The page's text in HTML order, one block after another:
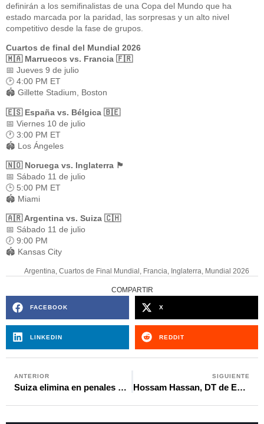
definirán a los semifinalistas de una Copa del Mundo que ha
estado marcada por la paridad, las sorpresas y un alto nivel
competitivo desde la fase de grupos.
Cuartos de final del Mundial 2026
🇲🇦 Marruecos vs. Francia 🇫🇷
📅 Jueves 9 de julio
🕑 4:00 PM ET
🏟️ Gillette Stadium, Boston
🇪🇸 España vs. Bélgica 🇧🇪
📅 Viernes 10 de julio
🕐 3:00 PM ET
🏟️ Los Ángeles
🇳🇴 Noruega vs. Inglaterra 🏴
📅 Sábado 11 de julio
🕒 5:00 PM ET
🏟️ Miami
🇦🇷 Argentina vs. Suiza 🇨🇭
📅 Sábado 11 de julio
🕖 9:00 PM
🏟️ Kansas City
Argentina ,Cuartos de Final Mundial Francia Inglaterra Mundial 2026
COMPARTIR
FACEBOOK X
LINKEDIN REDDIT
ANTERIOR
Suiza elimina en penales a Colombia y enfrentará a Argentina en cuartos
SIGUIENTE
Hossam Hassan, DT de Egipto rompe el silencio: “Quieren que Messi siga en el Mundial”